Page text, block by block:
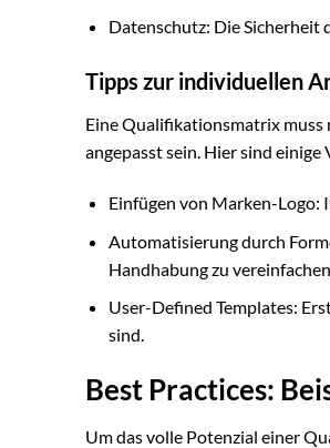
Datenschutz: Die Sicherheit
Tipps zur individuellen
Eine Qualifikationsmatrix
angepasst sein. Hier sind
Einfügen von Marken-Logo:
Automatisierung durch
Handhabung zu vereinfachen.
User-Defined Templates:
sind.
Best Practices:
Um das volle Potenzial einer